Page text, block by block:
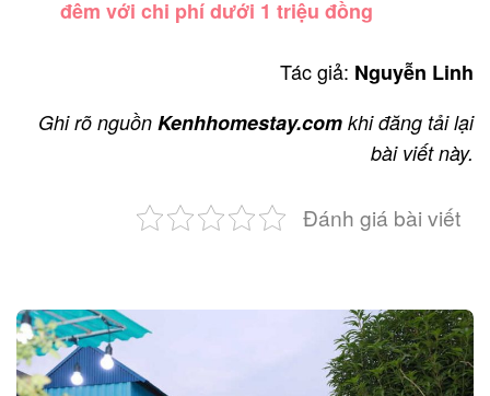
đêm với chi phí dưới 1 triệu đồng
Tác giả: Nguyễn Linh
Ghi rõ nguồn Kenhhomestay.com khi đăng tải lại
bài viết này.
Đánh giá bài viết
Post
navigation